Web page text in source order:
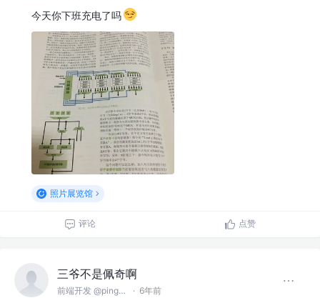
今天你下班充电了吗
照片展览馆
评论 点赞
三爷不是佩奇啊
前端开发 @pingan · 6年前